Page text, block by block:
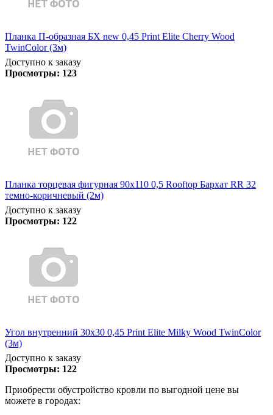
Планка П-образная БХ new 0,45 Print Elite Cherry Wood
TwinColor (3м)
Доступно к заказу
Просмотры: 123
Планка торцевая фигурная 90х110 0,5 Rooftop Бархат RR 32
темно-коричневый (2м)
Доступно к заказу
Просмотры: 122
Угол внутренний 30х30 0,45 Print Elite Milky Wood TwinColor
(3м)
Доступно к заказу
Просмотры: 122
Приобрести обустройство кровли по выгодной цене вы
можете в городах: